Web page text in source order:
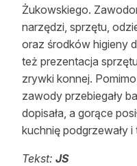
Żukowskiego.
narzędzi, sprzętu,
oraz środków higieny
też prezentacja
zrywki konnej.
zawody przebiegały
dopisała, a gorące
kuchnię podgrzewały i
Tekst: JS